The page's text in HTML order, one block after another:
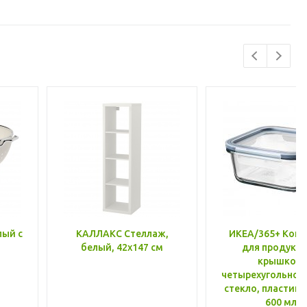
с
КАЛЛАКС Стеллаж,
белый, 42x147 см
ИКЕА/365+
для
крышкой,
стекло, пластик
600 мл